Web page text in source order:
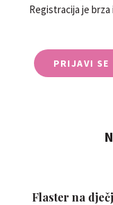
Registracija je
PRIJAVI SE
Flaster na